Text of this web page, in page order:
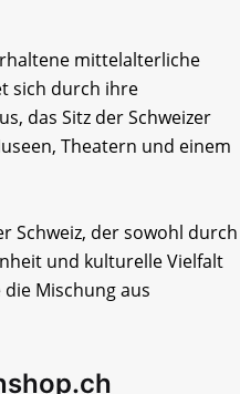
mittelalterliche
sich durch ihre
das Sitz der Schweizer
Theatern und einem
Schweiz, der sowohl durch
und kulturelle Vielfalt
Mischung aus